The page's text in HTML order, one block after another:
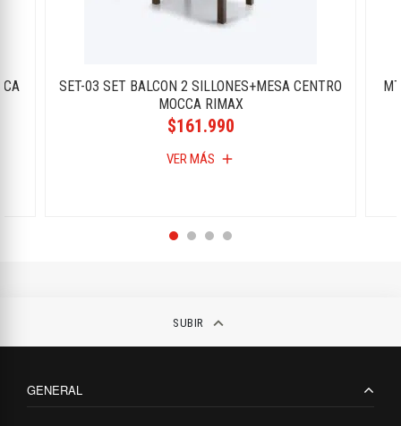
SET-03 SET BALCON 2 SILLONES+MESA CENTRO
MOCCA RIMAX
$161.990
VER MÁS add
SUBIR keyboard_arrow_up
GENERAL